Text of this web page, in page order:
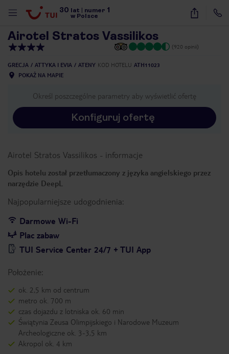
30 lat numer 1
w Polsce
41
Airotel Stratos Vassilikos
(920 opinii)
GRECJA ATTYKA I EVIA ATENY KOD HOTELU ATH11023
POKAŻ NA MAPIE
Określ poszczególne parametry aby wyświetlić ofertę
Konfiguruj ofertę
Airotel Stratos Vassilikos - informacje
Opis hotelu został przetłumaczony z języka angielskiego przez
narzędzie DeepL
Najpopularniejsze udogodnienia:
Darmowe Wi-Fi
Plac zabaw
TUI Service Center 24/7 + TUI App
Położenie:
ok. 2,5 km od centrum
metro ok. 700 m
czas dojazdu z lotniska ok. 60 min
Świątynia Zeusa Olimpijskiego i Narodowe Muzeum
Archeologiczne ok. 3-3,5 km
Akropol ok. 4 km